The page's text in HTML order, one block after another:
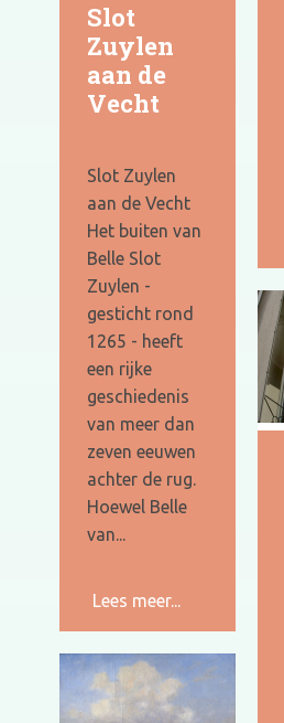
Slot
Zuylen
aan de
Vecht
Slot Zuylen
aan de Vecht
Het buiten van
Belle Slot
Zuylen -
gesticht rond
1265 - heeft
een rijke
geschiedenis
van meer dan
zeven eeuwen
achter de rug.
Hoewel Belle
van...
Lees meer...